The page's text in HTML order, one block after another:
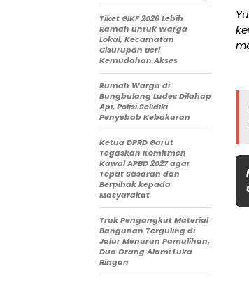
Tiket GIKF 2026 Lebih
Ramah untuk Warga
Lokal, Kecamatan
Cisurupan Beri
Kemudahan Akses
Rumah Warga di
Bungbulang Ludes Dilahap
Api, Polisi Selidiki
Penyebab Kebakaran
Ketua DPRD Garut
Tegaskan Komitmen
Kawal APBD 2027 agar
Tepat Sasaran dan
Berpihak kepada
Masyarakat
Truk Pengangkut Material
Bangunan Terguling di
Jalur Menurun Pamulihan,
Dua Orang Alami Luka
Ringan